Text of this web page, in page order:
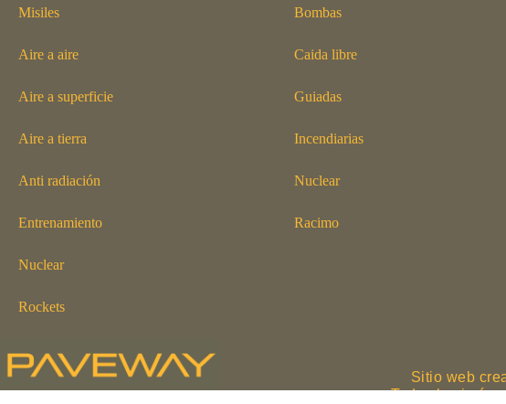
Misiles
Aire a aire
Aire a superficie
Aire a tierra
Anti radiación
Entrenamiento
Nuclear
Rockets
Bombas
Caida libre
Guiadas
Incendiarias
Nuclear
Racimo
Sitio web
Todas las